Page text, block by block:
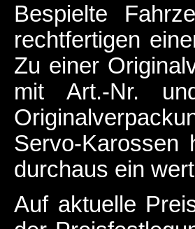
Bespielte
rechtfertigen
Zu einer
mit Art.-Nr.
Servo-Karossen
durchaus ein
Auf aktuelle